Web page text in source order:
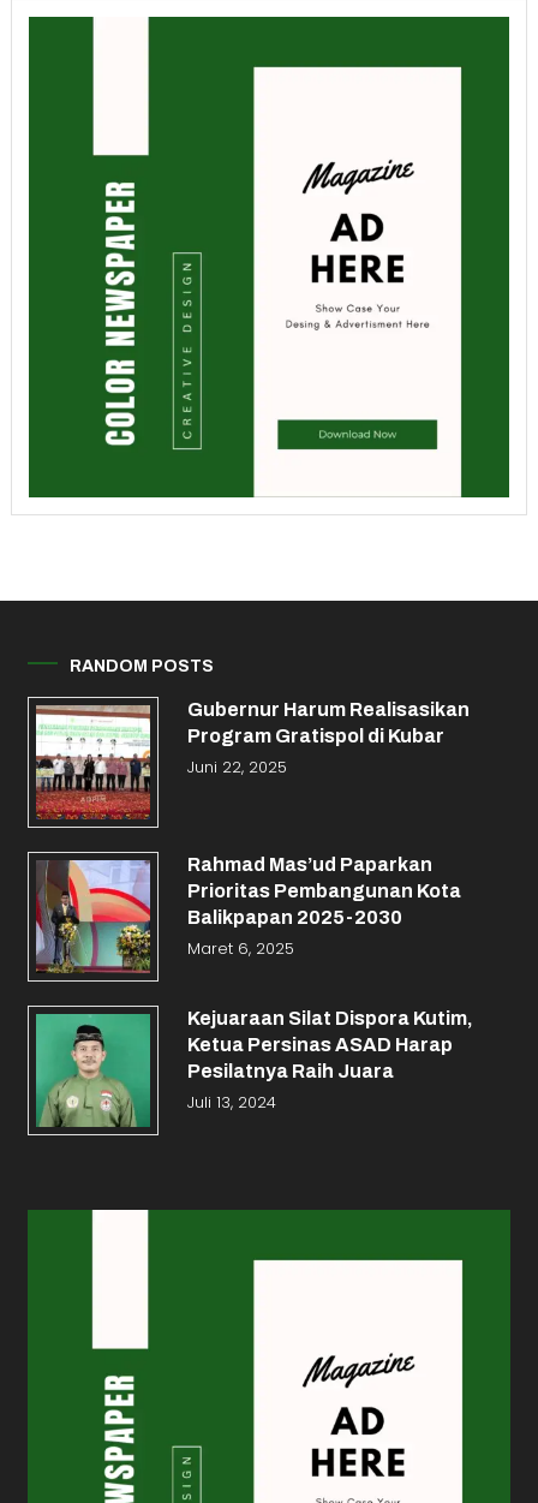
RANDOM POSTS
Gubernur Harum Realisasikan
Program Gratispol di Kubar
Juni 22, 2025
Rahmad Mas’ud Paparkan
Prioritas Pembangunan Kota
Balikpapan 2025-2030
Maret 6, 2025
Kejuaraan Silat Dispora Kutim,
Ketua Persinas ASAD Harap
Pesilatnya Raih Juara
Juli 13, 2024